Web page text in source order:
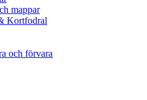
mappar
Kortfodral
och förvara